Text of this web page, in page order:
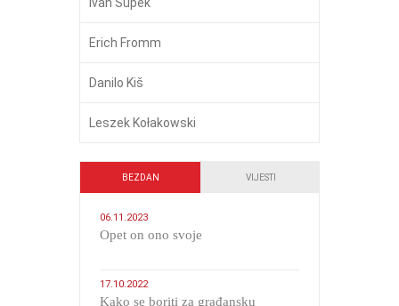
Erich Fromm
Danilo Kiš
Leszek Kołakowski
BEZDAN VIJESTI
06.11.2023
​Opet on ono svoje
17.10.2022
Kako se boriti za građansku